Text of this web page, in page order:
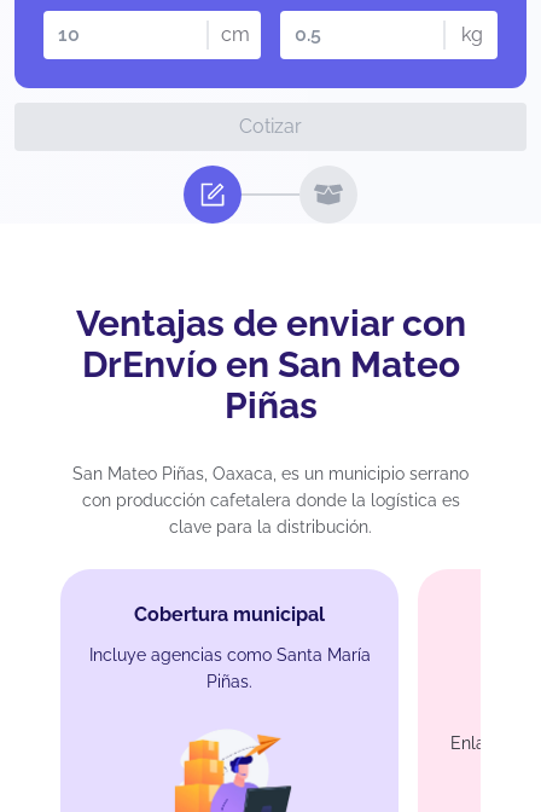
cm kg
Cotizar
Ventajas de enviar con
DrEnvío en San Mateo
Piñas
San Mateo Piñas, Oaxaca, es un municipio serrano
con producción cafetalera donde la logística es
clave para la distribución.
Cobertura municipal
Incluye agencias como Santa María
Piñas.
Enlace